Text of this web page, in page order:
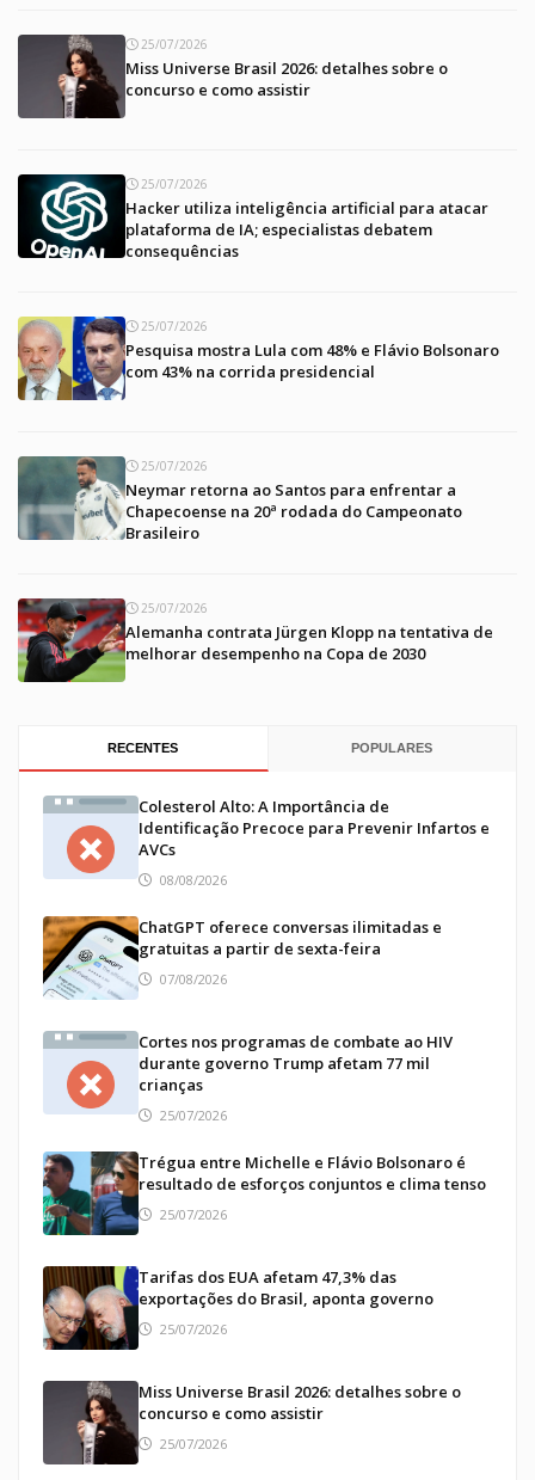
25/07/2026
Miss Universe Brasil 2026: detalhes sobre o
concurso e como assistir
25/07/2026
Hacker utiliza inteligência artificial para atacar
plataforma de IA; especialistas debatem
consequências
25/07/2026
Pesquisa mostra Lula com 48% e Flávio Bolsonaro
com 43% na corrida presidencial
25/07/2026
Neymar retorna ao Santos para enfrentar a
Chapecoense na 20ª rodada do Campeonato
Brasileiro
25/07/2026
Alemanha contrata Jürgen Klopp na tentativa de
melhorar desempenho na Copa de 2030
RECENTES POPULARES
Colesterol Alto: A Importância de
Identificação Precoce para Prevenir Infartos e
AVCs
08/08/2026
ChatGPT oferece conversas ilimitadas e
gratuitas a partir de sexta-feira
07/08/2026
Cortes nos programas de combate ao HIV
durante governo Trump afetam 77 mil
crianças
25/07/2026
Trégua entre Michelle e Flávio Bolsonaro é
resultado de esforços conjuntos e clima tenso
25/07/2026
Tarifas dos EUA afetam 47,3% das
exportações do Brasil, aponta governo
25/07/2026
Miss Universe Brasil 2026: detalhes sobre o
concurso e como assistir
25/07/2026